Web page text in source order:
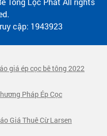
cập: 1943923
giá ép cọc bê tông 2022
Pháp Ép Cọc
Giá Thuê Cừ Larsen